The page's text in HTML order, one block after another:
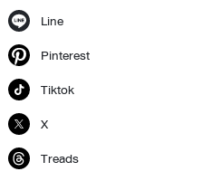
Line
Pinterest
Tiktok
X
Treads